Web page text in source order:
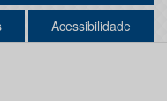
Acessibilidade